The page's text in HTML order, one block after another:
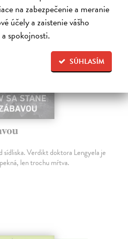
na zabezpečenie a meranie
účely a zaistenie vášho
spokojnosti.
SÚHLASÍM
na sklade
Verdikt doktora Lengyela je
len trochu mŕtva.